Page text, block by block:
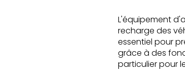
L'équipement
recharge des
essentiel pour
grâce à des
particulier pour